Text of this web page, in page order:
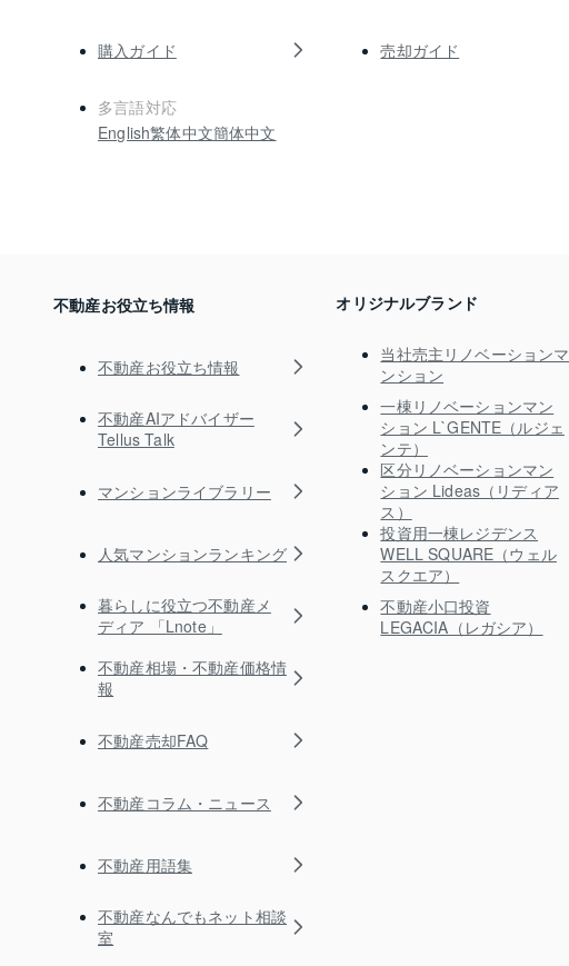
購入ガイド
多言語対応
English繁体中文簡体中文
売却ガイド
不動産お役立ち情報
不動産お役立ち情報
不動産AIアドバイザー
Tellus Talk
マンションライブラリー
人気マンションランキング
暮らしに役立つ不動産メ
ディア 「Lnote」
不動産相場・不動産価格情
報
不動産売却FAQ
不動産コラム・ニュース
不動産用語集
不動産なんでもネット相談
室
オリジナルブランド
当社売主リノベーションマ
ンション
一棟リノベーションマン
ション L`GENTE（ルジェ
ンテ）
区分リノベーションマン
ション Lideas（リディア
ス）
投資用一棟レジデンス
WELL SQUARE（ウェル
スクエア）
不動産小口投資
LEGACIA（レガシア）